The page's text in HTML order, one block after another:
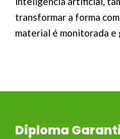
transformar a forma
material é monitorada e
Diploma